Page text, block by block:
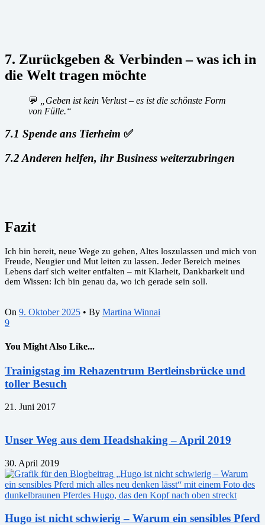
7. Zurückgeben & Verbinden – was ich in
die Welt tragen möchte
💬
„Geben ist kein Verlust – es ist die schönste Form
von Fülle.“
7.1 Spende ans Tierheim ✅
7.2 Anderen helfen, ihr Business weiterzubringen
Fazit
Ich bin bereit, neue Wege zu gehen, Altes loszulassen und mich von
Freude, Neugier und Mut leiten zu lassen. Jeder Bereich meines
Lebens darf sich weiter entfalten – mit Klarheit, Dankbarkeit und
dem Wissen: Ich bin genau da, wo ich gerade sein soll.
On 9. Oktober 2025 • By Martina Winnai
9
You Might Also Like...
Trainigstag im Rehazentrum Bertleinsbrücke und
toller Besuch
21. Juni 2017
Unser Weg aus dem Headshaking – April 2019
30. April 2019
Hugo ist nicht schwierig – Warum ein sensibles Pferd